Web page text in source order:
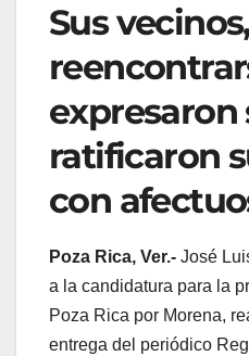
Sus
expresaron
ratificaron
con
Poza Rica, Ver.- José
a la candidatura para la
Poza Rica por Morena,
entrega del periódico